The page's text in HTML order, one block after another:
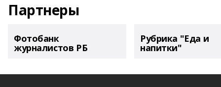
Партнеры
Фотобанк
журналистов РБ
Рубрика "Еда и
напитки"